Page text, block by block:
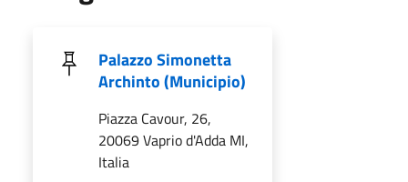
Palazzo Simonetta
Archinto (Municipio)
Piazza Cavour, 26,
20069 Vaprio d'Adda MI,
Italia